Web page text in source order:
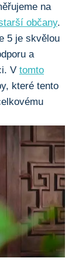
na
občany.
5 je skvělou
a
V tomto
které tento